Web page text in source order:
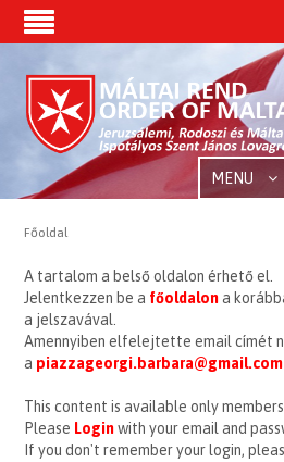
MENU
Főoldal
A tartalom a belső oldalon érhető el.
Jelentkezzen be a főoldalona
a jelszavával.
Amennyiben elfelejtette email címét
a piazzageorgi.barbara@gmail.com
This content is available only members.
Please Loginwith your email and
If you don't remember your login,